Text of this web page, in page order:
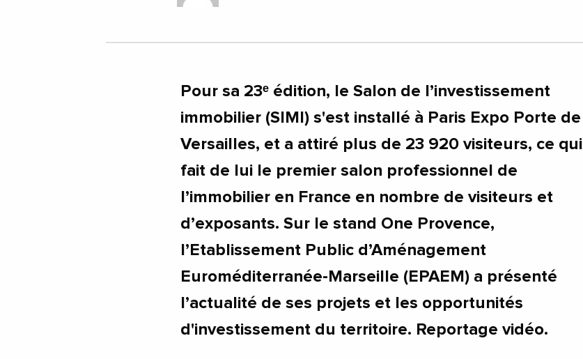
Pour sa 23ᵉ édition, le Salon de l’investissement
immobilier (SIMI) s'est installé à Paris Expo Porte de
Versailles, et a attiré plus de 23 920 visiteurs, ce qui
fait de lui le premier salon professionnel de
l’immobilier en France en nombre de visiteurs et
d’exposants. Sur le stand One Provence,
l’Etablissement Public d’Aménagement
Euroméditerranée-Marseille (EPAEM) a présenté
l’actualité de ses projets et les opportunités
d'investissement du territoire. Reportage vidéo.